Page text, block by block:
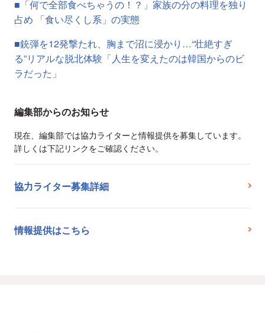
■「何で全部食べちゃうの！？」家族の分の料理を独り
占め 「食い尽くし系」の実態
■銃弾を12発撃たれ、胸まで沼に浸かり…“壮絶すぎ
る”リアルな脱北体験「人生を変えたのは韓国からのビ
ラだった」
編集部からのお知らせ
現在、編集部では協力ライターと情報提供を募集しています。
詳しくは下記リンクをご確認ください。
協力ライター募集詳細
情報提供はこちら